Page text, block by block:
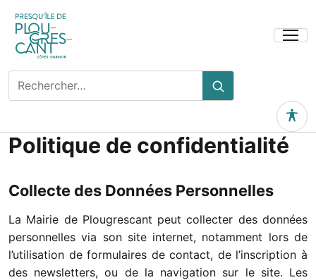
Ouvrir
Rechercher
sur
site
Rechercher
Outils
Politique de confidentialité
Collecte des Données Personnelles
La Mairie de Plougrescant peut collecter des données
personnelles via son site internet, notamment lors de
l’utilisation de formulaires de contact, de l’inscription à
des newsletters, ou de la navigation sur le site. Les